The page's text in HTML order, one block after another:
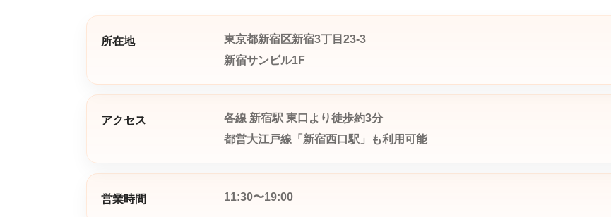
所在地
東京都新宿区新宿3丁目23-3
新宿サンビル1F
アクセス
各線 新宿駅 東口より徒歩約3分
都営大江戸線「新宿西口駅」も利用可能
営業時間 11:30〜19:00